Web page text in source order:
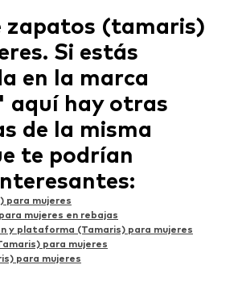
zapatos (tamaris)
Si estás
en la marca
aquí hay otras
de la misma
te podrían
para mujeres
mujeres en rebajas
y plataforma (Tamaris) para mujeres
para mujeres
para mujeres